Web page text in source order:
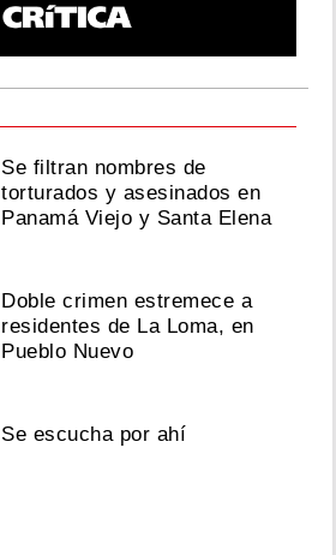
Se filtran nombres de
torturados y asesinados en
Panamá Viejo y Santa Elena
Doble crimen estremece a
residentes de La Loma, en
Pueblo Nuevo
Se escucha por ahí